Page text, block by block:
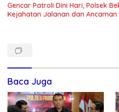
Gencar Patroli Dini Hari, Polsek
Kejahatan Jalanan dan Ancaman
Baca Juga